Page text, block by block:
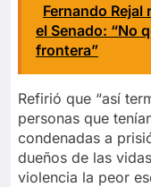
Fernando Rejal
el Senado: “No
frontera”
Refirió que “así
personas que
condenadas a
dueños de las
violencia la peor